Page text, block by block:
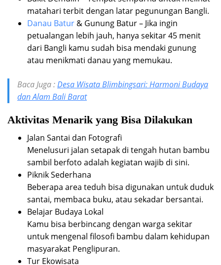
matahari terbit dengan latar pegunungan Bangli.
Danau Batur & Gunung Batur – Jika ingin
petualangan lebih jauh, hanya sekitar 45 menit
dari Bangli kamu sudah bisa mendaki gunung
atau menikmati danau yang memukau.
Baca Juga :Desa Wisata Blimbingsari: Harmoni Budaya
dan Alam Bali Barat
Aktivitas Menarik yang Bisa Dilakukan
Jalan Santai dan Fotografi
Menelusuri jalan setapak di tengah hutan bambu
sambil berfoto adalah kegiatan wajib di sini.
Piknik Sederhana
Beberapa area teduh bisa digunakan untuk duduk
santai, membaca buku, atau sekadar bersantai.
Belajar Budaya Lokal
Kamu bisa berbincang dengan warga sekitar
untuk mengenal filosofi bambu dalam kehidupan
masyarakat Penglipuran.
Tur Ekowisata